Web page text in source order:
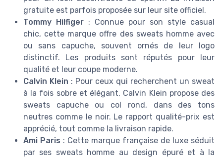
gratuite est parfois proposée sur leur site officiel.
Tommy Hilfiger : Connue pour son style casual
chic, cette marque offre des sweats homme avec
ou sans capuche, souvent ornés de leur logo
distinctif. Les produits sont réputés pour leur
qualité et leur coupe moderne.
Calvin Klein : Pour ceux qui recherchent un sweat
à la fois sobre et élégant, Calvin Klein propose des
sweats capuche ou col rond, dans des tons
neutres comme le noir. Le rapport qualité-prix est
apprécié, tout comme la livraison rapide.
Ami Paris : Cette marque française de luxe séduit
par ses sweats homme au design épuré et à la